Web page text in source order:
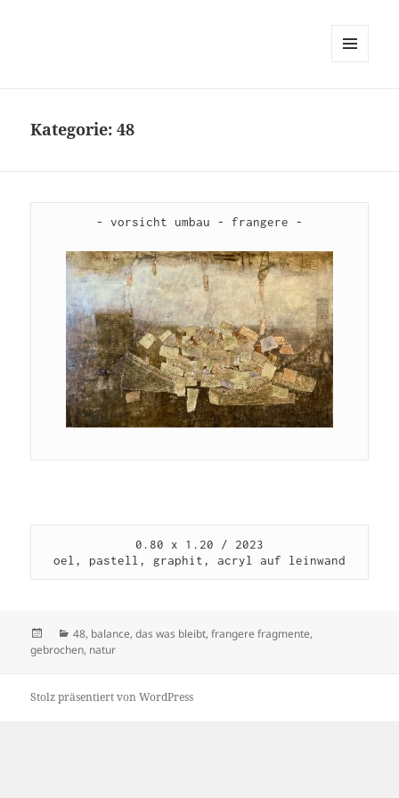
Kategorie:48
- vorsicht umbau - frangere -
0.80 x 1.20 / 2023
oel, pastell, graphit, acryl auf leinwand
Veröffentlicht
am
Kategorien
48, balance,das was bleibt,frangere fragmente,
gebrochen, natur
Stolz präsentiert von WordPress